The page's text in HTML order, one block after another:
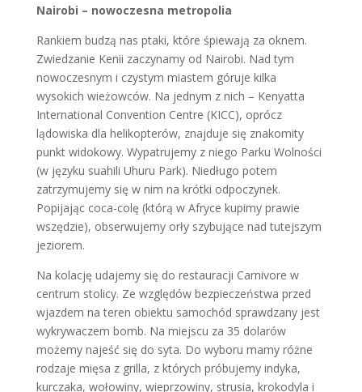
Nairobi – nowoczesna metropolia
Rankiem budzą nas ptaki, które śpiewają za oknem.
Zwiedzanie Kenii zaczynamy od Nairobi. Nad tym
nowoczesnym i czystym miastem góruje kilka
wysokich wieżowców. Na jednym z nich – Kenyatta
International Convention Centre (KICC), oprócz
lądowiska dla helikopterów, znajduje się znakomity
punkt widokowy. Wypatrujemy z niego Parku Wolności
(w języku suahili Uhuru Park). Niedługo potem
zatrzymujemy się w nim na krótki odpoczynek.
Popijając coca-colę (którą w Afryce kupimy prawie
wszędzie), obserwujemy orły szybujące nad tutejszym
jeziorem.
Na kolację udajemy się do restauracji Carnivore w
centrum stolicy. Ze względów bezpieczeństwa przed
wjazdem na teren obiektu samochód sprawdzany jest
wykrywaczem bomb. Na miejscu za 35 dolarów
możemy najeść się do syta. Do wyboru mamy różne
rodzaje mięsa z grilla, z których próbujemy indyka,
kurczaka, wołowiny, wieprzowiny, strusia, krokodyla i